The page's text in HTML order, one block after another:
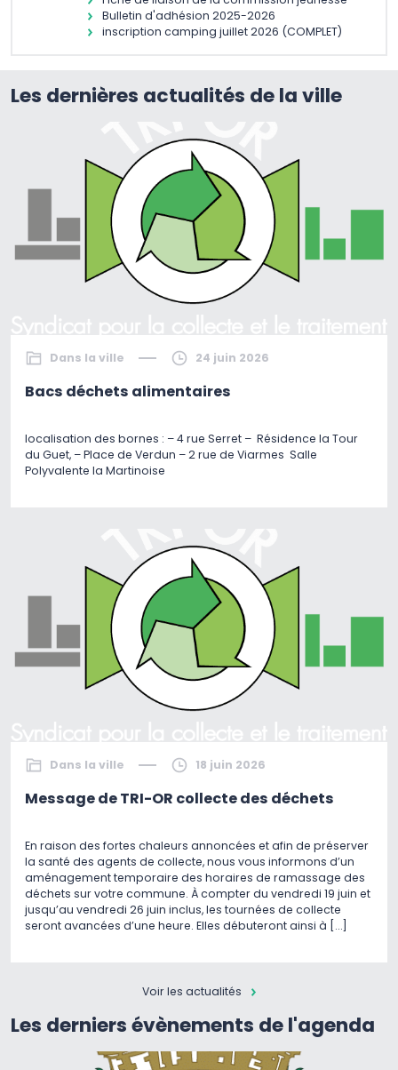
Bulletin d'adhésion 2025-2026
inscription camping juillet 2026 (COMPLET)
Les dernières actualités de la ville
Dans la ville 24 juin 2026
Bacs déchets alimentaires
localisation des bornes : – 4 rue Serret – Résidence la Tour
du Guet, – Place de Verdun – 2 rue de Viarmes Salle
Polyvalente la Martinoise
Dans la ville 18 juin 2026
Message de TRI-OR collecte des déchets
En raison des fortes chaleurs annoncées et afin de préserver
la santé des agents de collecte, nous vous informons d’un
aménagement temporaire des horaires de ramassage des
déchets sur votre commune. À compter du vendredi 19 juin et
jusqu’au vendredi 26 juin inclus, les tournées de collecte
seront avancées d’une heure. Elles débuteront ainsi à […]
Voir les actualités
Les derniers évènements de l'agenda